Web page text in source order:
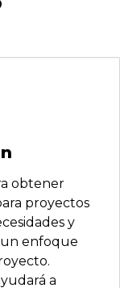
obtener
proyectos
y
enfoque
a